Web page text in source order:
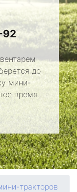
92
до
мини-
время.
тракторов